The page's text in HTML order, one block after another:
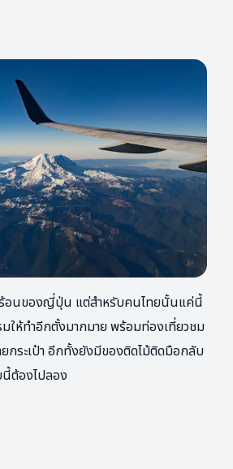
ร้อนของญี่ปุ่น แต่สำหรับคนไทยนั้นแค่นี้
ให้ทำอีกตั้งมากมาย พร้อมท่องเที่ยวชม
ยกระเป๋า อีกทั้งยังมีของติดไม้ติดมือกลับ
ต้องไปลอง